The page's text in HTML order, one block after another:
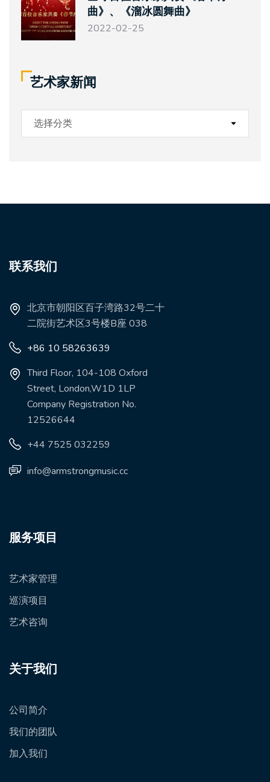
曲》、《溜冰圆舞曲》
2022-02-25
艺术家新闻
联系我们
北京市朝阳区百子湾路32号二十
二院街艺术区3号楼B座 038
+86 10 58263639
Third Floor, 104-108 Oxford
Street, London,W1D 1LP
Company Registration No.
12526644
+44 7525 032259
info@armstrongmusic.cc
服务项目
艺术家管理
巡演项目
艺术咨询
关于我们
公司简介
我们的团队
加入我们